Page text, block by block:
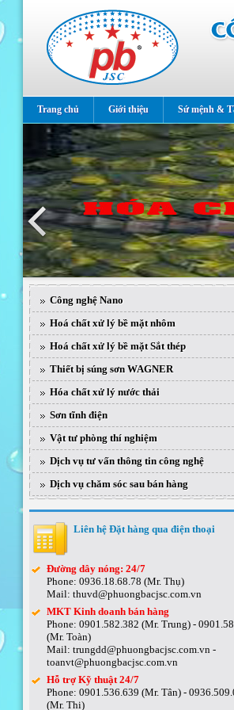
Trang chủ Giới thiệu Sứ mệnh &
Công nghệ Nano
Hoá chất xử lý bề mặt nhôm
Hoá chất xử lý bề mặt Sắt thép
Thiết bị súng sơn WAGNER
Hóa chất xử lý nước thải
Sơn tĩnh điện
Vật tư phòng thí nghiệm
Dịch vụ tư vấn thông tin công nghệ
Dịch vụ chăm sóc sau bán hàng
Liên hệ Đặt hàng qua điện thoại
Đường dây nóng: 24/7
Phone: 0936.18.68.78 (Mr. Thụ)
Mail: thuvd@phuongbacjsc.com.vn
MKT Kinh doanh bán hàng
Phone: 0901.582.382 (Mr. Trung) -
(Mr. Toàn)
Mail: trungdd@phuongbacjsc.com.vn -
toanvt@phuongbacjsc.com.vn
Hỗ trợ Kỹ thuật 24/7
Phone: 0901.536.639 (Mr. Tân) -
(Mr. Thi)